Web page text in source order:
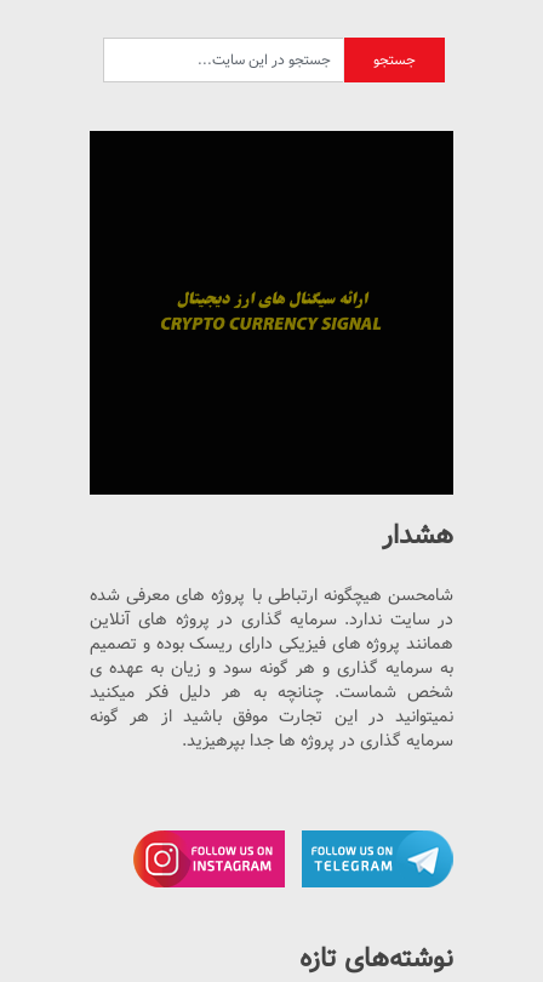
هشدار
شامحسن هیچگونه ارتباطی با پروژه های معرفی شده
در سایت ندارد. سرمایه گذاری در پروژه های آنلاین
همانند پروژه های فیزیکی دارای ریسک بوده و تصمیم
به سرمایه گذاری و هر گونه سود و زیان به عهده ی
شخص شماست. چنانچه به هر دلیل فکر میکنید
نمیتوانید در این تجارت موفق باشید از هر گونه
سرمایه گذاری در پروژه ها جدا بپرهیزید.
نوشته‌های تازه